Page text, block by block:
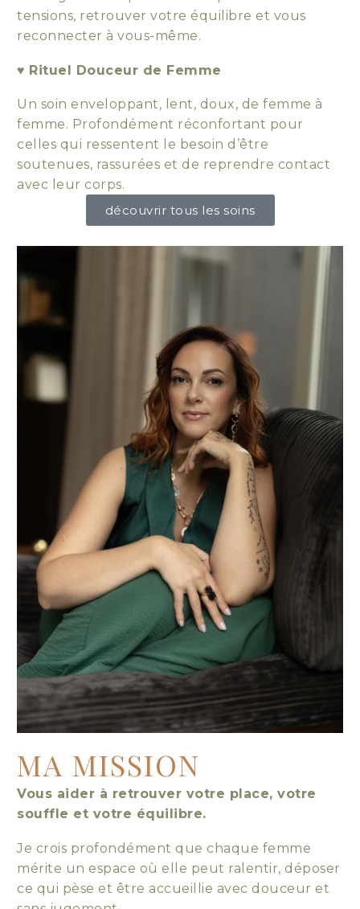
tensions, retrouver votre équilibre et vous
reconnecter à vous-même.
♥ Rituel Douceur de Femme
Un soin enveloppant, lent, doux, de femme à
femme. Profondément réconfortant pour
celles qui ressentent le besoin d’être
soutenues, rassurées et de reprendre contact
avec leur corps.
découvrir tous les soins
MA MISSION
Vous aider à retrouver votre place, votre
souffle et votre équilibre.
Je crois profondément que chaque femme
mérite un espace où elle peut ralentir, déposer
ce qui pèse et être accueillie avec douceur et